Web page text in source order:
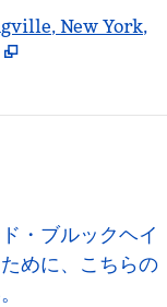
New York,
・ブルックヘイ
めに、こちらの